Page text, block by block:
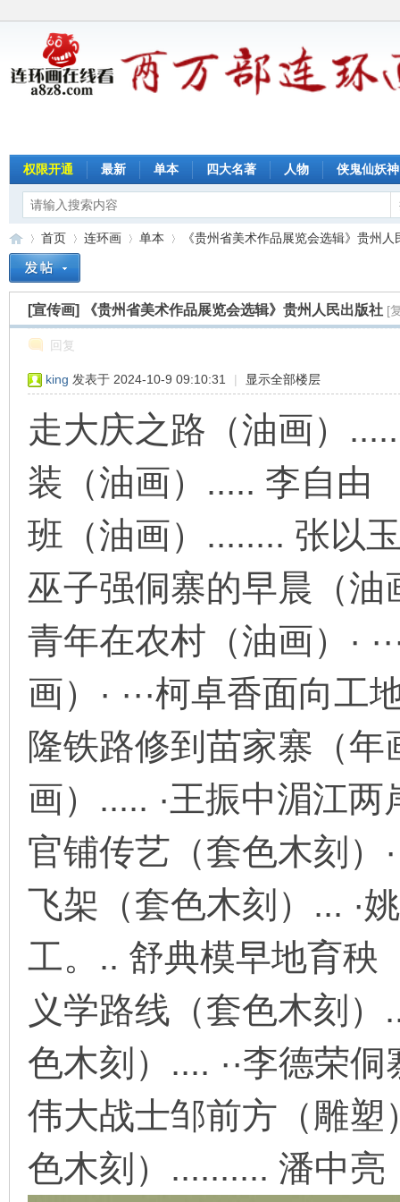
权限开通 最新 单本 四大名著 人物 侠鬼仙妖神
»
首页
›
连环画
›
单本
›
《贵州省美术作品展览会选辑》贵州人
[宣传画] 《贵州省美术作品展览会选辑》贵州人民出版社 [
回复
king 发表于 2024-10-9 09:10:31 | 显示全部楼层
走大庆之路（油画）
装（油画）..... 李自由
班（油画）........ 张以
巫子强侗寨的早晨（
青年在农村（油画）·
画）· ···柯卓香面向
隆铁路修到苗家寨（
画）..... ·王振中湄江两
官铺传艺（套色木刻）
飞架（套色木刻）... ·
工。.. 舒典模早地育秧
义学路线（套色木刻）
色木刻）.... ··李德荣侗
伟大战士邹前方（雕
色木刻）.......... 潘中亮